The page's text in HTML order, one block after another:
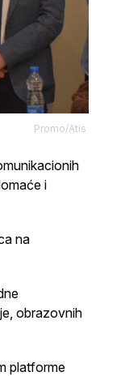
Promo/Atis
i
na
obrazovnih
platforme